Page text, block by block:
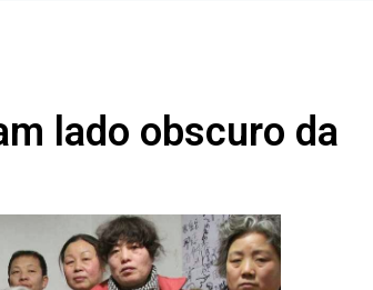
lado obscuro da